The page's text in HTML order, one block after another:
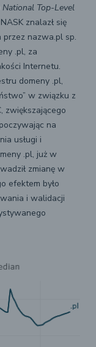
Top-Level
znalazł się
nazwa.pl sp.
.pl, za
Internetu.
domeny .pl,
w związku z
zwiększającego
na
usługi i
.pl, już w
zmianę w
efektem było
i walidacji